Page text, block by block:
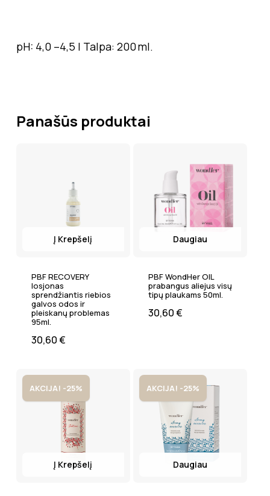
pH: 4,0 –4,5 | Talpa: 200 ml.
Panašūs produktai
Į Krepšelį
PBF RECOVERY
losjonas
sprendžiantis riebios
galvos odos ir
pleiskanų problemas
95ml.
30,60€
Daugiau
PBF WondHer OIL
prabangus aliejus visų
tipų plaukams 50ml.
30,60€
AKCIJA! -25%
Į Krepšelį
AKCIJA! -25%
Daugiau